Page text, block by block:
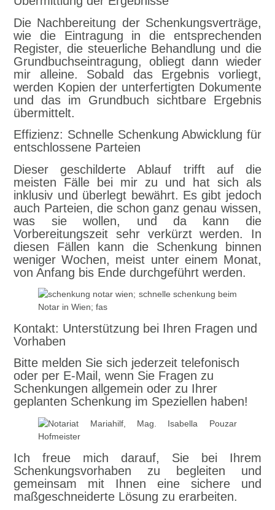
Die Nachbereitung der Schenkungsverträge,
wie die Eintragung in die entsprechenden
Register, die steuerliche Behandlung und die
Grundbuchseintragung, obliegt dann wieder
mir alleine. Sobald das Ergebnis vorliegt,
werden Kopien der unterfertigten Dokumente
und das im Grundbuch sichtbare Ergebnis
übermittelt.
Effizienz: Schnelle Schenkung Abwicklung für
entschlossene Parteien
Dieser geschilderte Ablauf trifft auf die
meisten Fälle bei mir zu und hat sich als
inklusiv und überlegt bewährt. Es gibt jedoch
auch Parteien, die schon ganz genau wissen,
was sie wollen, und da kann die
Vorbereitungszeit sehr verkürzt werden. In
diesen Fällen kann die Schenkung binnen
weniger Wochen, meist unter einem Monat,
von Anfang bis Ende durchgeführt werden.
Kontakt: Unterstützung bei Ihren Fragen und
Vorhaben
Bitte melden Sie sich jederzeit telefonisch
oder per E-Mail, wenn Sie Fragen zu
Schenkungen allgemein oder zu Ihrer
geplanten Schenkung im Speziellen haben!
Ich freue mich darauf, Sie bei Ihrem
Schenkungsvorhaben zu begleiten und
gemeinsam mit Ihnen eine sichere und
maßgeschneiderte Lösung zu erarbeiten.